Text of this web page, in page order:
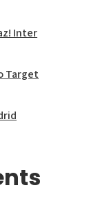
Inter
Target